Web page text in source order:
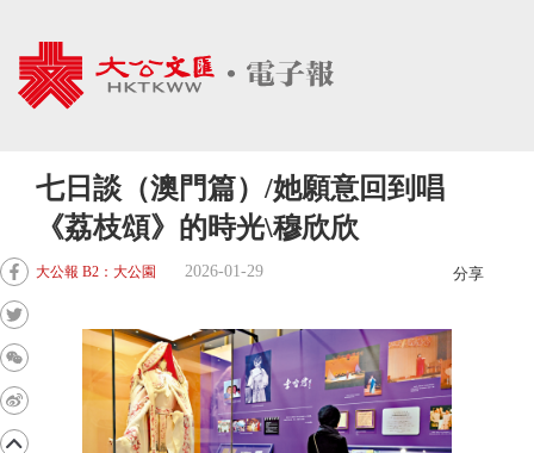
七日談（澳門篇）/她願意回到唱
《荔枝頌》的時光\穆欣欣
大公報 B2：大公園 2026-01-29 分享